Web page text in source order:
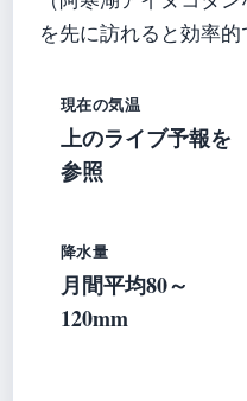
を先に訪れると効率的
現在の気温
上のライブ予報を
参照
降水量
月間平均80～
120mm